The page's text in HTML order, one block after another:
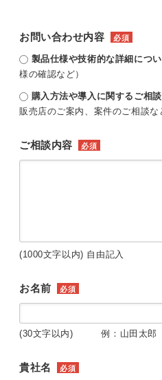
お問い合わせ内容 必須
製品仕様や技術的な詳細につ
様の確認など）
購入方法や導入に関するご相談
販売店のご案内、案件のご相談な
ご相談内容 必須
(1000文字以内) 自由記入
お名前 必須
(30文字以内) 例：山田太郎
貴社名 必須